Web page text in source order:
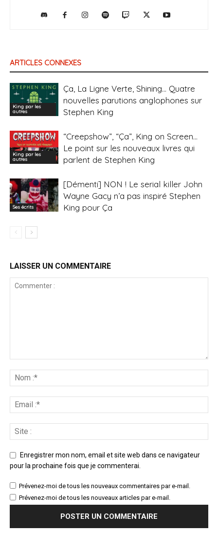
ARTICLES CONNEXES
King par les
autres
Ça, La Ligne Verte, Shining… Quatre
nouvelles parutions anglophones sur
Stephen King
King par les
autres
“Creepshow”, “Ça”, King on Screen…
Le point sur les nouveaux livres qui
parlent de Stephen King
Ses écrits
[Démenti] NON ! Le serial killer John
Wayne Gacy n’a pas inspiré Stephen
King pour Ça
LAISSER UN COMMENTAIRE
Enregistrer mon nom, email et site web dans ce navigateur
pour la prochaine fois que je commenterai.
Prévenez-moi de tous les nouveaux commentaires par e-mail.
Prévenez-moi de tous les nouveaux articles par e-mail.